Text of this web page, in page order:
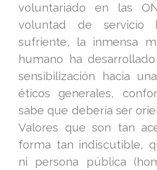
voluntariado en las
voluntad de servicio
sufriente, la inmensa
humano ha
sensibilización hacia
éticos generales,
sabe que debería ser
Valores que son tan
forma tan indiscutible,
ni persona pública